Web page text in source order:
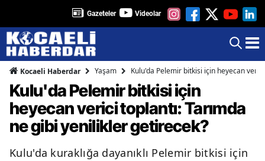
Gazeteler Videolar
Kocaeli Haberdar Yaşam Kulu'da Pelemir bitkisi için heyecan
Kulu'da Pelemir bitkisi için
heyecan verici toplantı: Tarımda
ne gibi yenilikler getirecek?
Kulu'da kuraklığa dayanıklı Pelemir bitkisi için